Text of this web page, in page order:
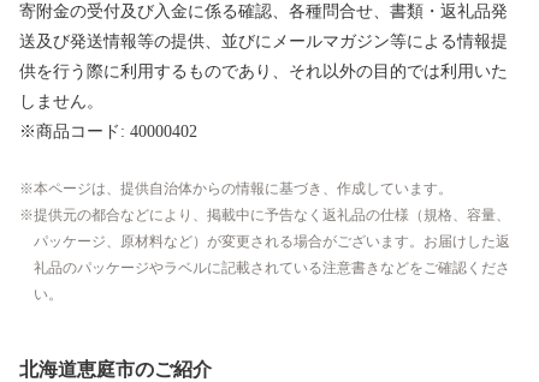
寄附金の受付及び入金に係る確認、各種問合せ、書類・返礼品発
送及び発送情報等の提供、並びにメールマガジン等による情報提
供を行う際に利用するものであり、それ以外の目的では利用いた
しません。
※商品コード: 40000402
本ページは、提供自治体からの情報に基づき、作成しています。
提供元の都合などにより、掲載中に予告なく返礼品の仕様（規格、容量、
パッケージ、原材料など）が変更される場合がございます。お届けした返
礼品のパッケージやラベルに記載されている注意書きなどをご確認くださ
い。
北海道恵庭市のご紹介